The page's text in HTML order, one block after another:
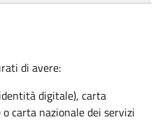
di avere:
digitale), carta
carta nazionale dei servizi